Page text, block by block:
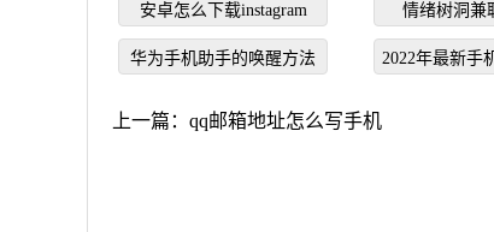
安卓怎么下载instagram 情绪树洞兼
华为手机助手的唤醒方法
2022年最新手
上一篇： qq邮箱地址怎么写手机